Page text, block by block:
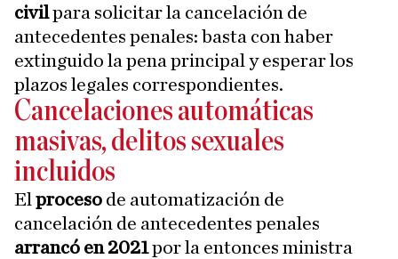
civilpara solicitar la cancelación de
antecedentes penales: basta con haber
extinguido la pena principal y esperar los
plazos legales correspondientes.
Cancelaciones automáticas
masivas, delitos sexuales
incluidos
El proceso de automatización de
cancelación de antecedentes penales
arrancó en 2021por la entonces ministra